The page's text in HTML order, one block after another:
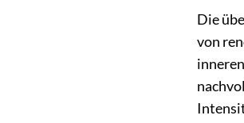
Die
von